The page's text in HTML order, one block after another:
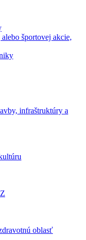
športovej akcie,
infraštruktúry a
oblasť